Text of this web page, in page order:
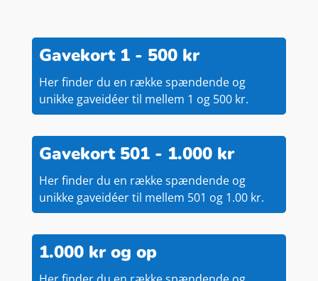
Gavekort 1 - 500 kr
Her finder du en række spændende og
unikke gaveidéer til mellem 1 og 500 kr.
Gavekort 501 - 1.000 kr
Her finder du en række spændende og
unikke gaveidéer til mellem 501 og 1.00 kr.
1.000 kr og op